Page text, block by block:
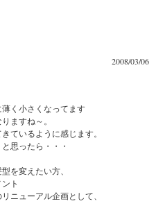
2008/03/06
く小さくなってます
ますね～。
ているように感じます。
思ったら・・・
を変えたい方、
ト
ニューアル企画として、